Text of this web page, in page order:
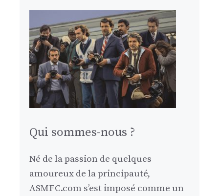
Qui sommes-nous ?
Né de la passion de quelques
amoureux de la principauté,
ASMFC.com s’est imposé comme un